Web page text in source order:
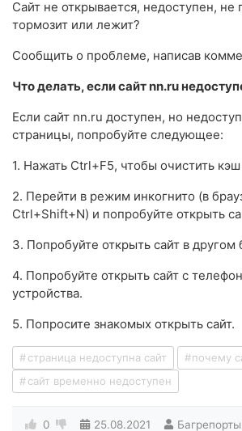
Сайт не открывается, недоступен, не
тормозит или лежит?
Сообщить о проблеме, написав
Что делать, если сайт nn.ru
Если сайт nn.ru доступен, но
страницы, попробуйте следующее:
1. Нажать Ctrl+F5, чтобы очистить
2. Перейти в режим инкогнито (в
Ctrl+Shift+N) и попробуйте открыть
3. Попробуйте открыть сайт в другом
4. Попробуйте открыть сайт с
устройства.
5. Попросите знакомых открыть сайт.
страница недоступна сайт
почему
сайт временно недоступен
0 25.08.2021 Багрепорты